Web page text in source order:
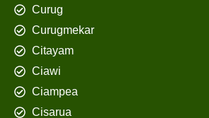
Curug
Curugmekar
Citayam
Ciawi
Ciampea
Cisarua